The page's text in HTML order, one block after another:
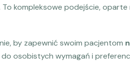
To kompleksowe podejście,
by zapewnić swoim pacjentom
osobistych wymagań i